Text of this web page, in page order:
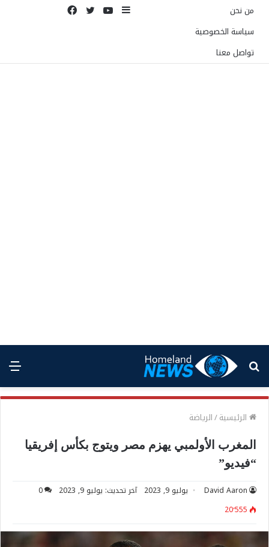
من نحن
سياسة الخصوصية
تواصل معنا
إضافة يوتيوبتويتر
بحث
عن
الرئيسية/الرياضة
المغرب الأولمبي يهزم مصر ويتوج بكأس إفريقيا
“فيديو”
David Aaron يوليو 9, 2023 آخر تحديث: يوليو 9, 2023
0
20٬555